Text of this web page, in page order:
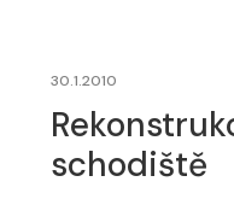
30.1.2010
schodiště